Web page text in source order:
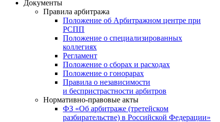
Документы
Правила арбитража
Положение об Арбитражном центре при
РСПП
Положение о специализированных
коллегиях
Регламент
Положение о сборах и расходах
Положение о гонорарах
Правила о независимости
и беспристрастности арбитров
Нормативно-правовые акты
ФЗ «Об арбитраже (третейском
разбирательстве) в Российской Федерации»